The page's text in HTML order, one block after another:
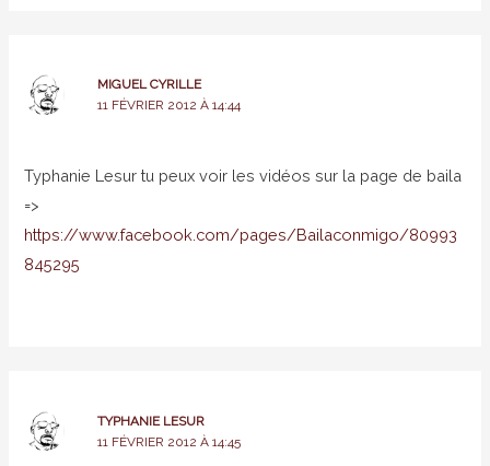
MIGUEL CYRILLE
11 FÉVRIER 2012 À 14:44
Typhanie Lesur tu peux voir les vidéos sur la page de baila
=>
https://www.facebook.com/pages/Bailaconmigo/80993
845295
TYPHANIE LESUR
11 FÉVRIER 2012 À 14:45